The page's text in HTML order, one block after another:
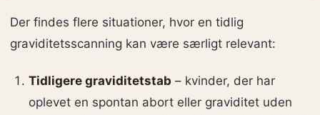
Der findes flere situationer, hvor en tidlig
graviditetsscanning kan være særligt relevant:
Tidligere graviditetstab – kvinder, der har
oplevet en spontan abort eller graviditet uden